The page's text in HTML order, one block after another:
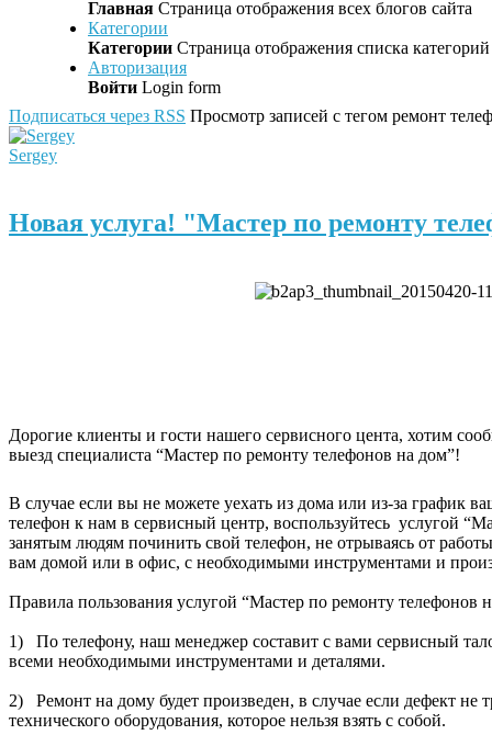
Главная Страница отображения всех блогов сайта
Категории
Категории Страница отображения списка
Авторизация
Войти Login form
Подписаться через RSS Просмотр записей с тегом ремонт
Sergey
Новая услуга! "Мастер по ремонту
Дорогие клиенты и гости нашего сервисного цента, хотим
выезд специалиста “Мастер по ремонту телефонов на дом”!
В случае если вы не можете уехать из дома или из-за график
телефон к нам в сервисный центр, воспользуйтесь услугой
занятым людям починить свой телефон, не отрываясь от
вам домой или в офис, с необходимыми инструментами и
Правила пользования услугой “Мастер по ремонту телефонов
1)
По телефону, наш менеджер составит с вами сервисный
всеми необходимыми инструментами и деталями.
2)
Ремонт на дому будет произведен, в случае если дефект не
технического оборудования, которое нельзя взять с собой.